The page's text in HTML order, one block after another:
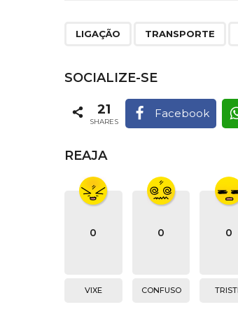
LIGAÇÃO TRANSPORTE
SOCIALIZE-SE
21
SHARES
Facebook
REAJA
0
VIXE
0
CONFUSO
0